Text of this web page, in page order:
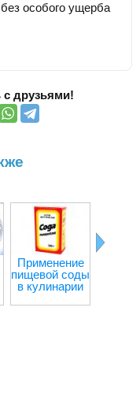
особого ущерба
друзьями!
Применение
пищевой соды
в кулинарии